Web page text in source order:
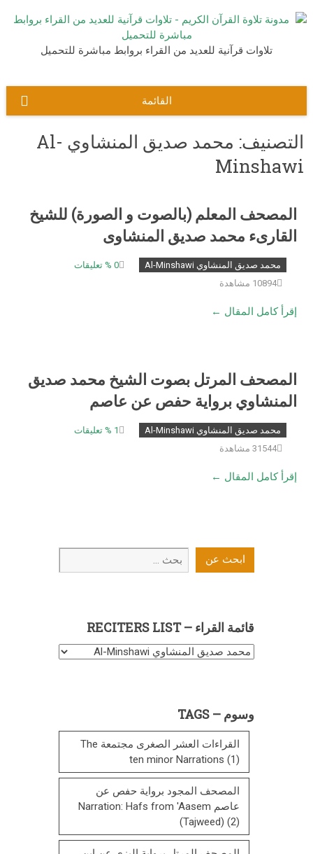
إلى
تلاوات قرآنية للعديد من القراء بروابط مباشرة للتحميل
القائمة
التصنيف:
محمد صديق المنشاوي Al-
Minshawi
المصحف المعلم (بالصوت و الصورة) للشيخ
القارىء محمد صديق المنشاوى
محمد صديق المنشاوي Al-Minshawi 0 % تعليقات
10894 مشاهدة
إقرأ كامل المقال ←
المصحف المرتل بصوت الشيخ محمد صديق
المنشاوي برواية حفص عن عاصم
محمد صديق المنشاوي Al-Minshawi 1 % تعليقات
31544 مشاهدة
إقرأ كامل المقال ←
ابحثابحث عن
قائمة القراء – RECITERS LIST
قائمة
List
وسوم – TAGS
القراءات العشر الصغرى مجتمعة The
ten minor Narrations (1)
المصحف المجود برواية حفص عن
عاصم Narration: Hafs from 'Aasem
(Tajweed) (2)